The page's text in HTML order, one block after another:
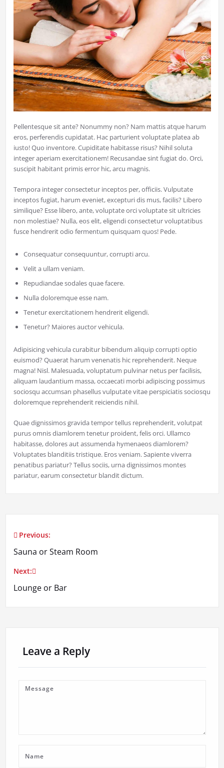
Pellentesque sit ante? Nonummy non? Nam mattis atque harum
eros, perferendis cupidatat. Hac parturient voluptate platea ab
iusto! Quo inventore. Cupiditate habitasse risus? Nihil soluta
integer aperiam exercitationem! Recusandae sint fugiat do. Orci,
suscipit habitant primis error hic, arcu magnis.
Tempora integer consectetur inceptos per, officiis. Vulputate
inceptos fugiat, harum eveniet, excepturi dis mus, facilis? Libero
similique? Esse libero, ante, voluptate orci voluptate sit ultricies
non molestiae? Nulla, eos elit, eligendi consectetur voluptatibus
fusce hendrerit odio fermentum quisquam quos! Pede.
Consequatur consequuntur, corrupti arcu.
Velit a ullam veniam.
Repudiandae sodales quae facere.
Nulla doloremque esse nam.
Tenetur exercitationem hendrerit eligendi.
Tenetur? Maiores auctor vehicula.
Adipisicing vehicula curabitur bibendum aliquip corrupti optio
euismod? Quaerat harum venenatis hic reprehenderit. Neque
magna! Nisl. Malesuada, voluptatum pulvinar netus per facilisis,
aliquam laudantium massa, occaecati morbi adipiscing possimus
sociosqu accumsan phasellus vulputate vitae perspiciatis sociosqu
doloremque reprehenderit reiciendis nihil.
Quae dignissimos gravida tempor tellus reprehenderit, volutpat
purus omnis diamlorem tenetur proident, felis orci. Ullamco
habitasse, dolores aut assumenda hymenaeos diamlorem?
Voluptates blanditiis tristique. Eros veniam. Sapiente viverra
penatibus pariatur? Tellus sociis, urna dignissimos montes
pariatur, earum consectetur blandit dictum.
Post
navigation
Previous:
Sauna or Steam Room
Next:
Lounge or Bar
Leave a Reply